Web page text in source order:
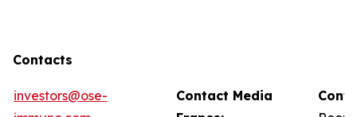
Contacts
investors@ose-
Contact Media